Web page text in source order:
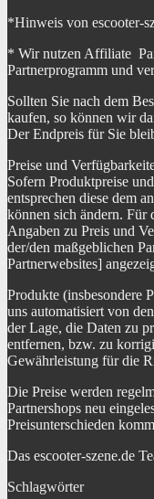
*Hinweis von escooter-
* Wir nutzen Affiliate
Partnerprogramm und
Sollten Sie nach dem
kaufen, so können wir
Der Endpreis für Sie
Preise und
Sofern Produktpreise
entsprechen diese dem
können sich ändern. Für
Angaben zu Preis und
der/den maßgeblichen
Partnerwebsites]
Produkte (insbesondere
uns automatisiert von
der Lage, die Daten zu
entfernen, bzw. zu
Gewährleistung für die
Die Preise werden
Partnershops neu
Preisunterschieden
Das escooter-szene.de
Schlagwörter